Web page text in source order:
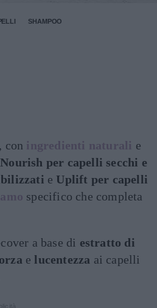
SHAMPOO
, con ingredienti naturali e
Nourish per capelli secchi e
e Uplift per capelli
specifico che completa
a base di estratto di
e lucentezza ai capelli